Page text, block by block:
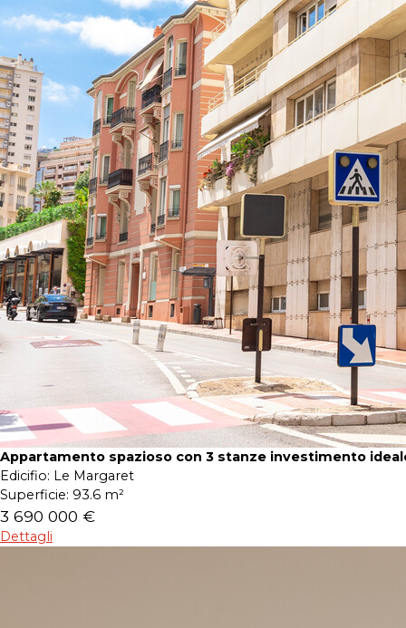
Appartamento spazioso con 3 stanze investimento
Edicifio: Le Margaret
Superficie: 93.6 m²
3 690 000 €
Dettagli